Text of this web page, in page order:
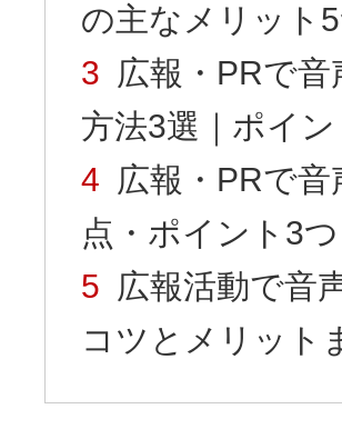
の主なメリット
広報・PRで
方法3選｜ポイ
広報・PRで
点・ポイント3つ
広報活動で音
コツとメリット